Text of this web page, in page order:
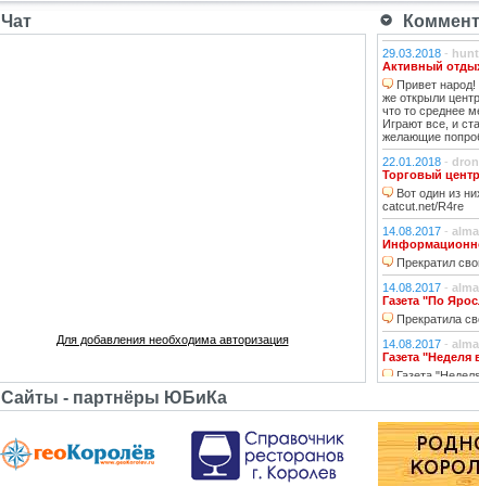
Чат
Для добавления необходима авторизация
29.03.2018 -
Активный
Привет
же открыли
что то среднее
Играют все, и
желающие
22.01.2018 -
Торговый
Вот один из
catcut.net/R4re
14.08.2017 -
Прекратил
14.08.2017 -
Газета "По
Прекратила
14.08.2017 -
Газета "Неделя
Газета
14.08.2017-
Королевское
Королёвское
года.
14.08.2017
Сайты - партнёры ЮБиКа